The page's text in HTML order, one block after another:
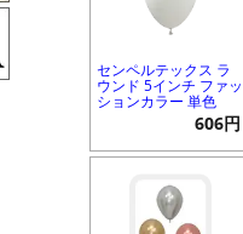
センペルテックス ラ
ウンド 5インチ ファッ
ションカラー 単色
606円